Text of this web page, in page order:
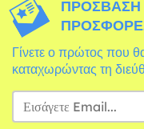
ΠΡΌΣΒΑΣΗ
Γίνετε ο πρώτος που
καταχωρώντας τη